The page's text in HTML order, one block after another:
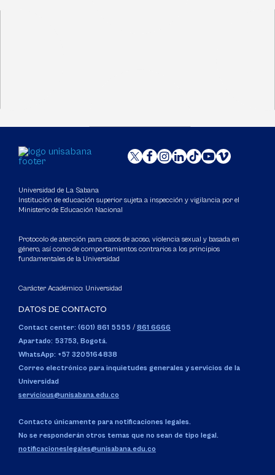
Universidad de La Sabana
Institución de educación superior sujeta a inspección y vigilancia por el
Ministerio de Educación Nacional
Protocolo de atención para casos de acoso, violencia sexual y basada en
género, así como de comportamientos contrarios a los principios
fundamentales de la Universidad
Carácter Académico: Universidad
DATOS DE CONTACTO
Contact center: (601) 861 5555 / 861 6666
Apartado: 53753, Bogotá.
WhatsApp: +57 3205164838
Correo electrónico para inquietudes generales y servicios de la
Universidad
servicious@unisabana.edu.co
Contacto únicamente para notificaciones legales.
No se responderán otros temas que no sean de tipo legal.
notificacioneslegales@unisabana.edu.co